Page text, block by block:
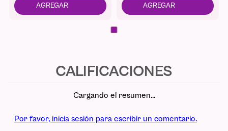
Cargando el resumen…
Por favor, inicia sesión para escribir un comentario.